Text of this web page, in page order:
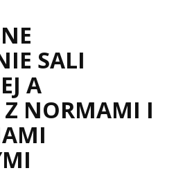
SALI
A
Z NORMAMI I